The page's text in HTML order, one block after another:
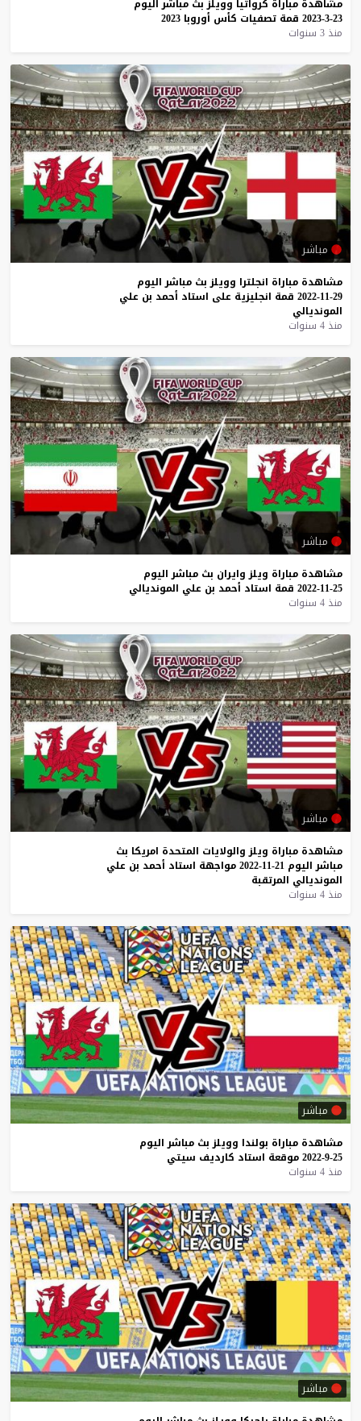
مشاهدة مباراة كرواتيا وويلز بث مباشر اليوم
23-3-2023
قمة تصفيات كأس أوروبا 2023
منذ 3 سنوات
مباشر
مشاهدة مباراة انجلترا وويلز بث مباشر اليوم
29-11-2022
قمة انجليزية على استاد أحمد بن علي
المونديالي
منذ 4 سنوات
مباشر
مشاهدة مباراة ويلز وايران بث مباشر اليوم
25-11-2022
قمة استاد أحمد بن علي المونديالي
منذ 4 سنوات
مباشر
مشاهدة مباراة ويلز والولايات المتحدة امريكا بث
مباشر اليوم 21-11-2022 مواجهة استاد أحمد بن علي
المونديالي المرتقبة
منذ 4 سنوات
مباشر
مشاهدة مباراة بولندا وويلز بث مباشر اليوم
25-9-2022
موقعة استاد كارديف سيتي
منذ 4 سنوات
مباشر